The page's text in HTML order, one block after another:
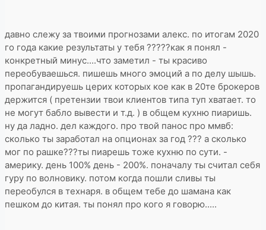
давно слежу за твоими прогнозами алекс. по итогам 2020
го года какие результаты у тебя ?????как я понял -
конкретный минус....что заметил - ты красиво
переобуваешься. пишешь много эмоций а по делу шышь.
пропагандируешь церих которых кое как в 20те брокеров
держится ( претензии твои клиентов типа туп хватает. то
не могут бабло вывести и т.д. ) в общем кухню пиаришь.
ну да ладно. дел каждого. про твой панос про ммвб:
сколько ты заработал на опционах за год ??? а сколько
мог по рашке???ты пиарешь тоже кухню по сути. -
америку. день 100% день - 200%. поначалу ты считал себя
гуру по волновику. потом когда пошли сливы ты
переобулся в технаря. в общем тебе до шамана как
пешком до китая. ты понял про кого я говорю.....